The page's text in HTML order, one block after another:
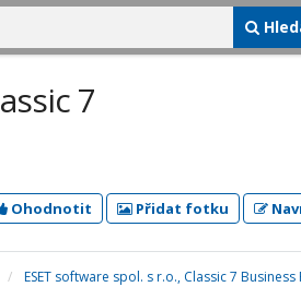
7
Ohodnotit Přidat fotku
ESET software spol. s r.o., Classic 7 Business